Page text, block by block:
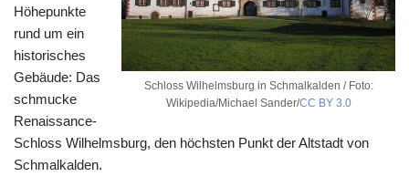
Schloss Wilhelmsburg in Schmalkalden / Foto:
Wikipedia/Michael Sander/CC BY 3.0
Höhepunkte
rund um ein
historisches
Gebäude: Das
schmucke
Renaissance-
Schloss Wilhelmsburg, den höchsten Punkt der Altstadt von
Schmalkalden.